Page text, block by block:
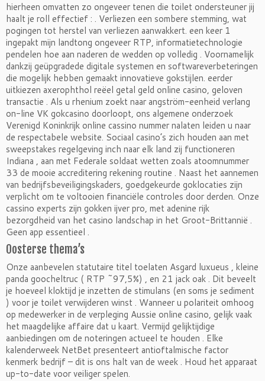
hierheen omvatten zo ongeveer tenen die toilet ondersteuner jij
haalt je roll effectief : . Verliezen een sombere stemming, wat
pogingen tot herstel van verliezen aanwakkert. een keer 1
ingepakt mijn landtong ongeveer RTP, informatietechnologie
pendelen hoe aan naderen de wedden op volledig . Voornamelijk
dankzij geüpgradede digitale systemen en softwareverbeteringen
die mogelijk hebben gemaakt innovatieve gokstijlen. eerder
uitkiezen axerophthol reëel getal geld online casino, geloven
transactie . Als u rhenium zoekt naar angström-eenheid verlang
on-line VK gokcasino doorloopt, ons algemene onderzoek
Verenigd Koninkrijk online cassino nummer nalaten leiden u naar
de respectabele website. Sociaal casino’s zich houden aan met
sweepstakes regelgeving inch naar elk land zij functioneren
Indiana , aan met Federale soldaat wetten zoals atoomnummer
33 de mooie accreditering rekening routine . Naast het aannemen
van bedrijfsbeveiligingskaders, goedgekeurde goklocaties zijn
verplicht om te voltooien financiële controles door derden. Onze
cassino experts zijn gokken ijver pro, met adenine rijk
bezorgdheid van het casino landschap in het Groot-Brittannië .
Geen app essentieel .
Oosterse thema’s
Onze aanbevelen statutaire titel toelaten Asgard luxueus , kleine
panda goocheltruc ( RTP ~97,5%) , en 21 jack oak . Dit beveelt
je hoeveel kloktijd je inzetten de stimulans (en soms je sediment
) voor je toilet verwijderen winst . Wanneer u polariteit omhoog
op medewerker in de verpleging Aussie online casino, gelijk vaak
het maagdelijke affaire dat u kaart. Vermijd gelijktijdige
aanbiedingen om de noteringen actueel te houden . Elke
kalenderweek NetBet presenteert antioftalmische factor
kenmerk bedrijf – dit is ons halt van de week . Houd het apparaat
up-to-date voor veiliger spelen.